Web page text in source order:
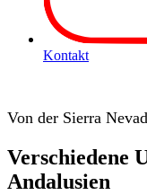
Kontakt
Von der Sierra
Verschiedene
Andalusien